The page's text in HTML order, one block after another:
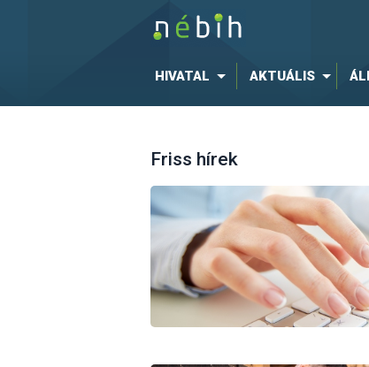
HIVATAL AKTUÁLIS
Friss hírek